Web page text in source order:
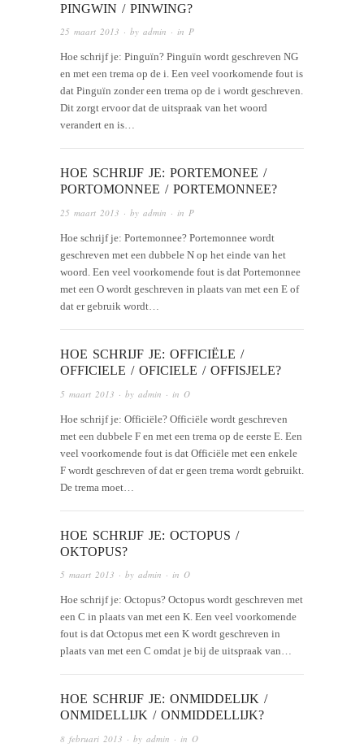
PINGWIN / PINWING?
25 maart 2013 · by admin · in P
Hoe schrijf je: Pinguïn? Pinguïn wordt geschreven NG
en met een trema op de i. Een veel voorkomende fout is
dat Pinguïn zonder een trema op de i wordt geschreven.
Dit zorgt ervoor dat de uitspraak van het woord
verandert en is…
HOE SCHRIJF JE: PORTEMONEE /
PORTOMONNEE / PORTEMONNEE?
25 maart 2013 · by admin · in P
Hoe schrijf je: Portemonnee? Portemonnee wordt
geschreven met een dubbele N op het einde van het
woord. Een veel voorkomende fout is dat Portemonnee
met een O wordt geschreven in plaats van met een E of
dat er gebruik wordt…
HOE SCHRIJF JE: OFFICIËLE /
OFFICIELE / OFICIELE / OFFISJELE?
5 maart 2013 · by admin · in O
Hoe schrijf je: Officiële? Officiële wordt geschreven
met een dubbele F en met een trema op de eerste E. Een
veel voorkomende fout is dat Officiële met een enkele
F wordt geschreven of dat er geen trema wordt gebruikt.
De trema moet…
HOE SCHRIJF JE: OCTOPUS /
OKTOPUS?
5 maart 2013 · by admin · in O
Hoe schrijf je: Octopus? Octopus wordt geschreven met
een C in plaats van met een K. Een veel voorkomende
fout is dat Octopus met een K wordt geschreven in
plaats van met een C omdat je bij de uitspraak van…
HOE SCHRIJF JE: ONMIDDELIJK /
ONMIDELLIJK / ONMIDDELLIJK?
8 februari 2013 · by admin · in O